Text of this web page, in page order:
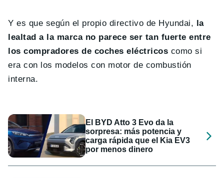
Y es que según el propio directivo de Hyundai, la
lealtad a la marca no parece ser tan fuerte entre
los compradores de coches eléctricos como si
era con los modelos con motor de combustión
interna.
El BYD Atto 3 Evo da la
sorpresa: más potencia y
carga rápida que el Kia EV3
por menos dinero